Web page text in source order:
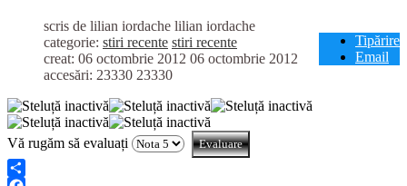
Tipărire
Email
scris de lilian iordache lilian iordache
categorie: stiri recente stiri recente
creat: 06 octombrie 2012 06 octombrie 2012
accesări: 23330 23330
Vă rugăm să evaluați